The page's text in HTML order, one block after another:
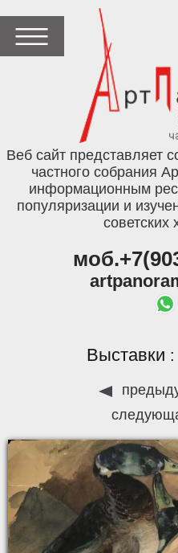
Веб сайт представляет
частного собрания
информационным
популяризации и
советских
Выставки :